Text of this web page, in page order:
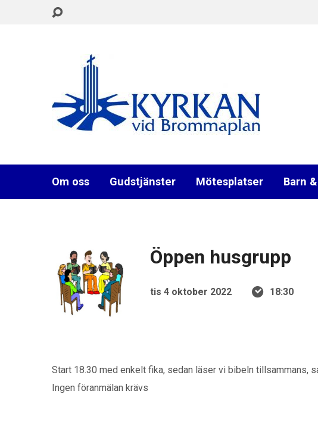
Om oss Gudstjänster Mötesplatser Barn
Öppen husgrupp
tis 4 oktober 2022 18:30
Start 18.30 med enkelt fika, sedan läser vi bibeln tillsammans,
Ingen föranmälan krävs